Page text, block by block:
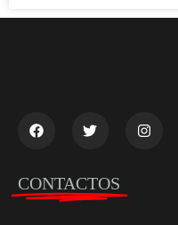
CONTACTOS